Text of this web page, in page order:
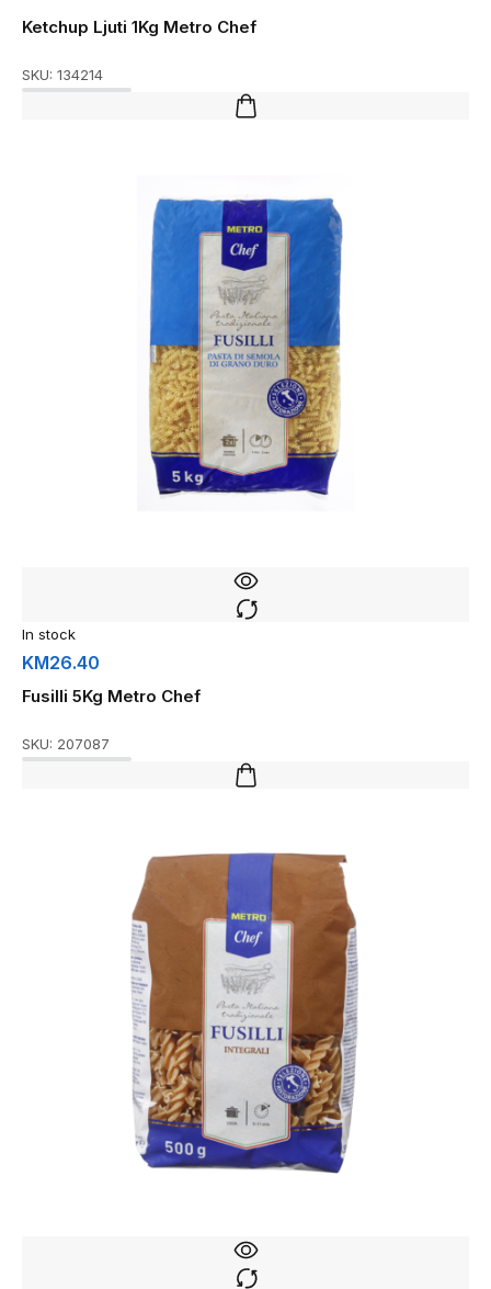
Ketchup Ljuti 1Kg Metro Chef
SKU: 134214
In stock
KM26.40
Fusilli 5Kg Metro Chef
SKU: 207087